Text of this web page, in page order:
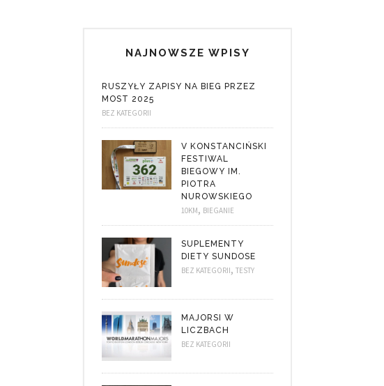
NAJNOWSZE WPISY
RUSZYŁY ZAPISY NA BIEG PRZEZ
MOST 2025
BEZ KATEGORII
V KONSTANCIŃSKI
FESTIWAL
BIEGOWY IM.
PIOTRA
NUROWSKIEGO
10KM, BIEGANIE
SUPLEMENTY
DIETY SUNDOSE
BEZ KATEGORII, TESTY
MAJORSI W
LICZBACH
BEZ KATEGORII